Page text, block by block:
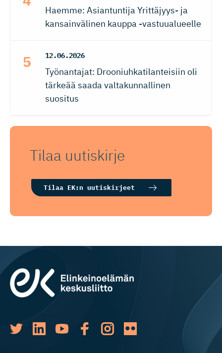
Haemme: Asiantuntija Yrittäjyys- ja
kansainvälinen kauppa -vastuualueelle
12.06.2026
Työnantajat: Drooniuhkatilanteisiin oli
tärkeää saada valtakunnallinen
suositus
Tilaa uutiskirje
Tilaa EK:n uutiskirjeet